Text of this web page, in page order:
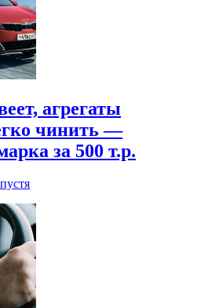
агрегаты
чинить —
за 500 т.р.